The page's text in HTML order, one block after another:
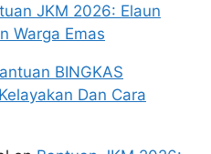
JKM 2026: Elaun
Warga Emas
BINGKAS
Dan Cara